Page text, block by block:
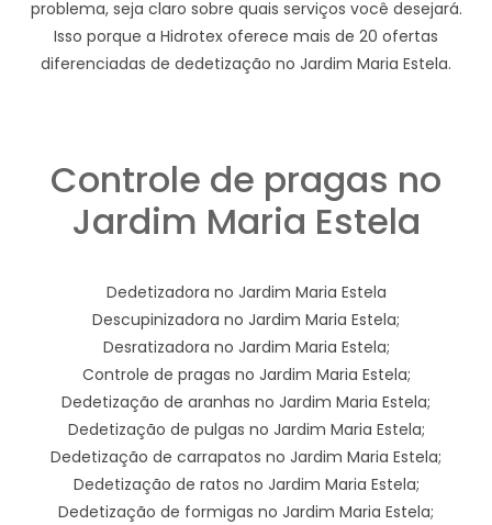
problema, seja claro sobre quais serviços você desejará.
Isso porque a Hidrotex oferece mais de 20 ofertas
diferenciadas de dedetização no Jardim Maria Estela.
Controle de pragas no
Jardim Maria Estela
Dedetizadora no Jardim Maria Estela
Descupinizadora no Jardim Maria Estela;
Desratizadora no Jardim Maria Estela;
Controle de pragas no Jardim Maria Estela;
Dedetização de aranhas no Jardim Maria Estela;
Dedetização de pulgas no Jardim Maria Estela;
Dedetização de carrapatos no Jardim Maria Estela;
Dedetização de ratos no Jardim Maria Estela;
Dedetização de formigas no Jardim Maria Estela;